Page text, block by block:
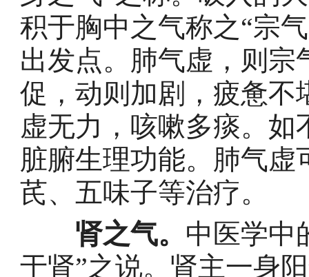
积于胸中之气称之“宗
出发点。肺气虚，则
促，动则加剧，疲惫不
虚无力，咳嗽多痰。
脏腑生理功能。肺气
芪、五味子等治疗。
肾之气。 中医学中
于肾”之说。肾主一身